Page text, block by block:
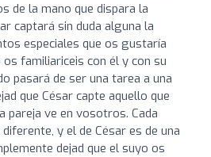
de la mano que dispara la
captará sin duda alguna la
especiales que os gustaría
os familiariceis con él y con su
pasará de ser una tarea a una
que César capte aquello que
pareja ve en vosotros. Cada
y el de César es de una
dejad que el suyo os